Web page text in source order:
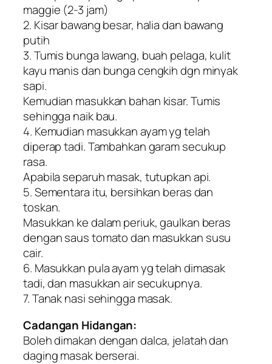
maggie (2-3 jam)
2. Kisar bawang besar, halia dan bawang
putih
3. Tumis bunga lawang, buah pelaga, kulit
kayu manis dan bunga cengkih dgn minyak
sapi.
Kemudian masukkan bahan kisar. Tumis
sehingga naik bau.
4. Kemudian masukkan ayam yg telah
diperap tadi. Tambahkan garam secukup
rasa.
Apabila separuh masak, tutupkan api.
5. Sementara itu, bersihkan beras dan
toskan.
Masukkan ke dalam periuk, gaulkan beras
dengan saus tomato dan masukkan susu
cair.
6. Masukkan pula ayam yg telah dimasak
tadi, dan masukkan air secukupnya.
7. Tanak nasi sehingga masak.
Cadangan Hidangan:
Boleh dimakan dengan dalca, jelatah dan
daging masak berserai.